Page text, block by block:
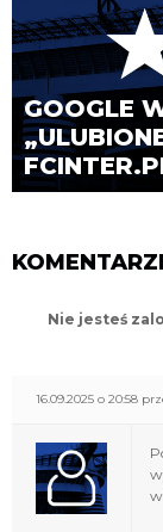
GOOGLE
Nie jesteś
16.09.2025 o 20:58